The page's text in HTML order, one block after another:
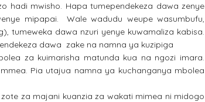
hadi mwisho. Hapa tumependekeza dawa zenye
mipapai. Wale wadudu weupe wasumbufu,
tumeweka dawa nzuri yenye kuwamaliza kabisa.
dawa zake na namna ya kuzipiga
za kuimarisha matunda kua na ngozi imara.
Pia utajua namna ya kuchanganya mbolea
za majani kuanzia za wakati mimea ni midogo